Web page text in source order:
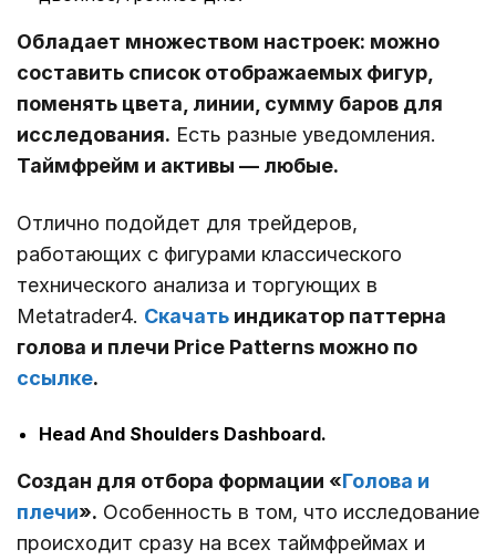
Обладает множеством настроек: можно
составить список отображаемых фигур,
поменять цвета, линии, сумму баров для
исследования. Есть разные уведомления.
Таймфрейм и активы ― любые.
Отлично подойдет для трейдеров,
работающих с фигурами классического
технического анализа и торгующих в
Metatrader4. Скачать индикатор паттерна
голова и плечи Price Patterns можно по
ссылке.
Head And Shoulders Dashboard.
Создан для отбора формации «Голова и
плечи». Особенность в том, что исследование
происходит сразу на всех таймфреймах и